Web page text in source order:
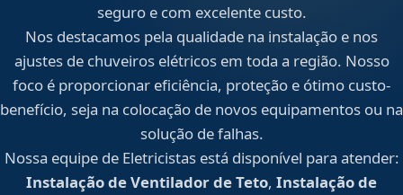
seguro e com excelente custo.
Nos destacamos pela qualidade na instalação e nos
ajustes de chuveiros elétricos em toda a região. Nosso
foco é proporcionar eficiência, proteção e ótimo custo-
benefício, seja na colocação de novos equipamentos ou na
solução de falhas.
Nossa equipe de Eletricistas está disponível para atender:
Instalação de Ventilador de Teto, Instalação de